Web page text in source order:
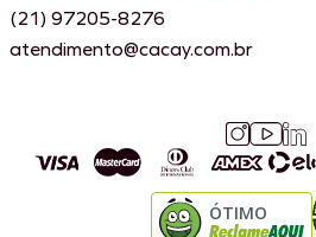
(21) 97205-8276
atendimento@cacay.com.br
ÓTIMO